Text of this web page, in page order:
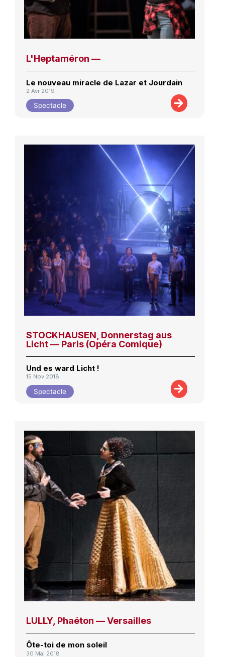
L'Heptaméron —
Le nouveau miracle de Lazar et Jourdain
2 Avr 2019
Spectacle
STOCKHAUSEN, Donnerstag aus
Licht — Paris (Opéra Comique)
Und es ward Licht !
15 Nov 2018
Spectacle
LULLY, Phaéton — Versailles
Ôte-toi de mon soleil
30 Mai 2018